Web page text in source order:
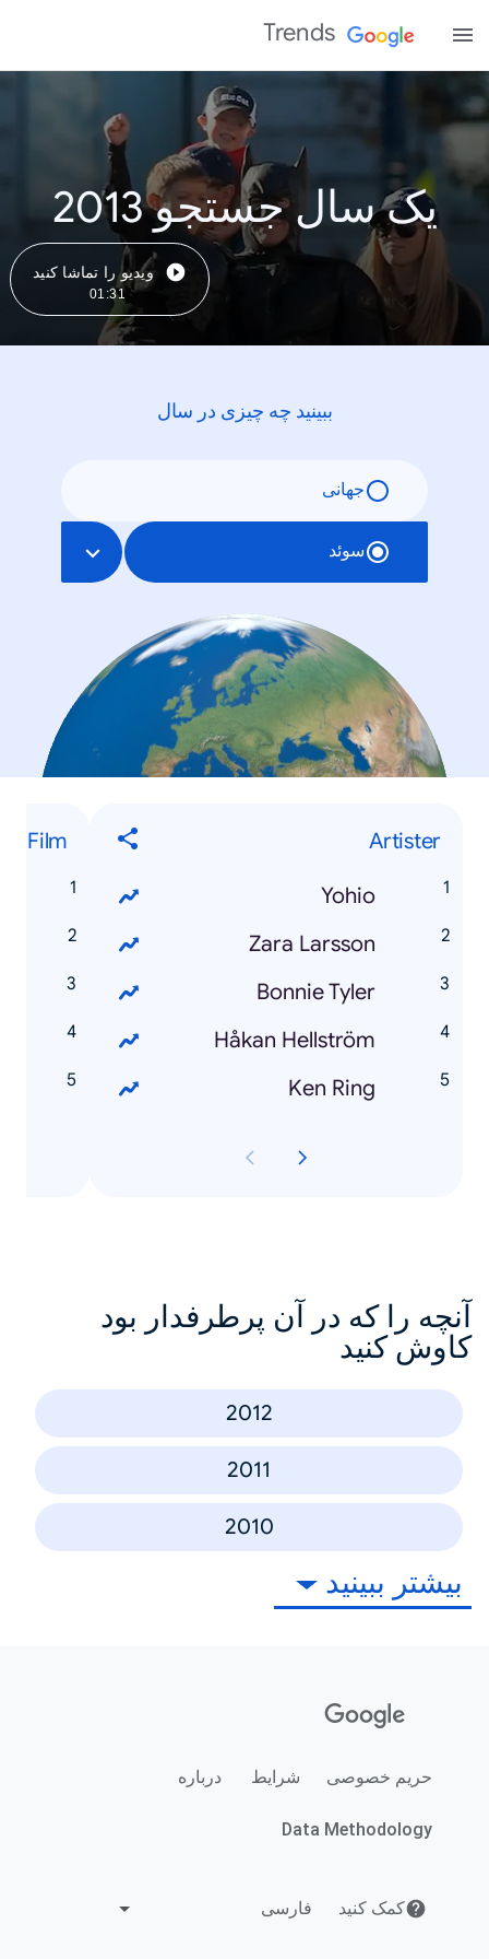
Trends
یک سال جستجو 2013
ویدیو را تماشا کنید
01:31
ببینید چه چیزی در سال
جهانی
سوئد
Artister
Yohio
Zara Larsson
Bonnie Tyler
Håkan Hellström
Ken Ring
Film
آنچه را که در آن پرطرفدار بود
کاوش کنید
2012
2011
2010
بیشتر ببینید
حریم خصوصی شرایط درباره
Data Methodology
کمک کنید